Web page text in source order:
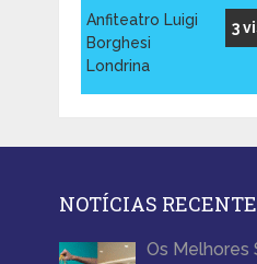
3
Anfiteatro Luigi
Borghesi
Londrina
NOTÍCIAS
Os Melhores